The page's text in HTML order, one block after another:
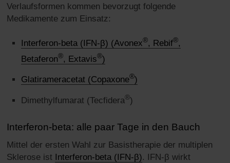
Verlaufsformen kommen bevorzugt folgende
Medikamente zum Einsatz:
Interferon-beta (IFN-β) (Avonex®, Rebif®,
Betaferon®, Extavis®)
Glatirameracetat (Copaxone®)
Dimethylfumarat (Tecfidera®)
Interferon-beta: alle paar Tage in den Bauch
Mittel der ersten Wahl zur Basistherapie der multiplen
Sklerose ist Interferon-beta (IFN-β). IFN-β wirkt